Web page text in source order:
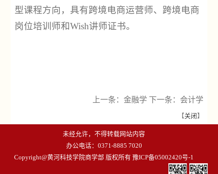
型课程方向，具有跨境电商运营师、跨境电商
岗位培训师和Wish讲师证书。
上一条： 金融学 下一条： 会计学
【关闭 】
未经允许，不得转载网站内容
办公电话：0371-8885 7020
Copyright@黄河科技学院商学部 版权所有豫ICP备05002420号-1